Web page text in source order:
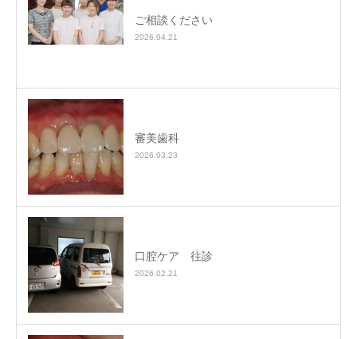
ご相談ください
2026.04.21
審美歯科
2026.03.23
口腔ケア 往診
2026.02.21